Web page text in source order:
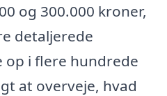
og 300.000 kroner,
detaljerede
op i flere hundrede
at overveje, hvad